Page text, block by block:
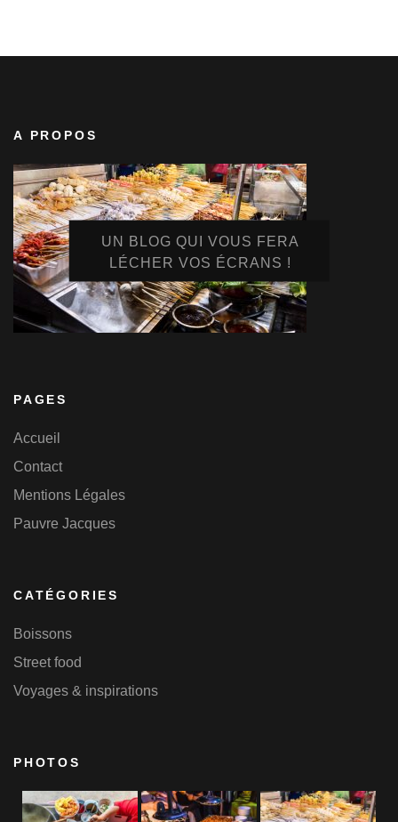
A PROPOS
UN BLOG QUI VOUS FERA
LÉCHER VOS ÉCRANS !
PAGES
Accueil
Contact
Mentions Légales
Pauvre Jacques
CATÉGORIES
Boissons
Street food
Voyages & inspirations
PHOTOS